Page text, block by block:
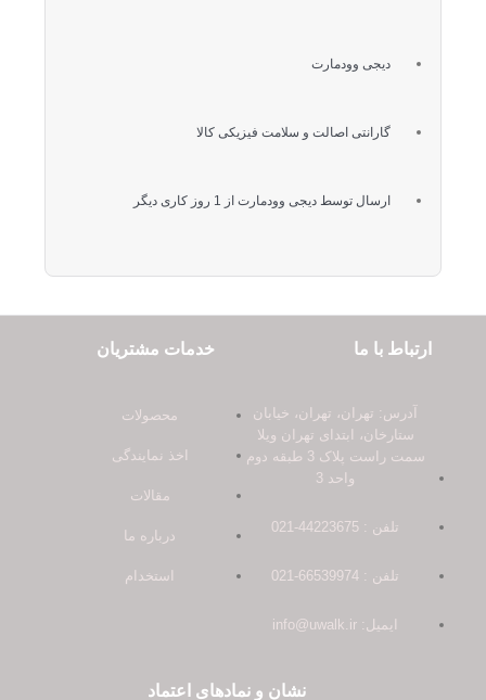
دیجی وودمارت
گارانتی اصالت و سلامت فیزیکی کالا
ارسال توسط دیجی وودمارت از 1 روز کاری دیگر
ارتباط با ما
آدرس: تهران، تهران، خیابان
ستارخان، ابتدای تهران ویلا
سمت راست پلاک 3 طبقه دوم
واحد 3
تلفن : 44223675-021
تلفن : 66539974-021
ایمیل: info@uwalk.ir
خدمات مشتریان
محصولات
اخذ نمایندگی
مقالات
درباره ما
استخدام
نشان و نمادهای اعتماد